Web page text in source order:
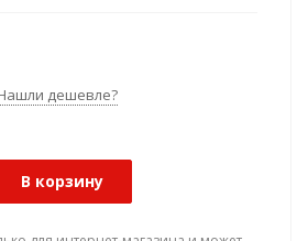
дешевле?
В корзину